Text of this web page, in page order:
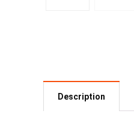
Description